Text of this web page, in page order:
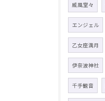
威風堂々
エンジェル
乙女座満月
伊奈波神社
千手観音